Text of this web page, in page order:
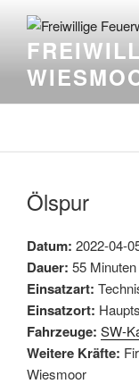
Ölspur
Datum: 2022-04-
Dauer: 55 Minuten
Einsatzart:
Einsatzort:
Fahrzeuge: SW-
Weitere Kräfte:
Wiesmoor